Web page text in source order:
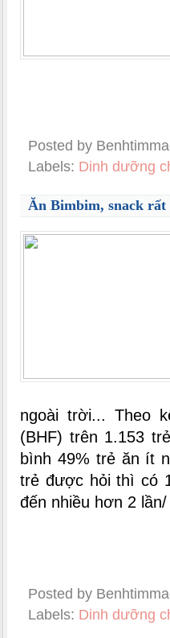
Posted by
Labels: Dinh dưỡng
Ăn Bimbim, snack rất
ngoài trời... Theo
(BHF) trên 1.153
bình 49% trẻ ăn ít
trẻ được hỏi thì có
đến nhiều hơn 2 lần/
Posted by
Labels: Dinh dưỡng